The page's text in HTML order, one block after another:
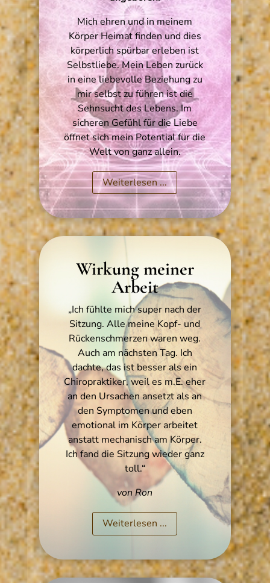
Mich ehren und in meinem
Körper Heimat finden und dies
körperlich spürbar erleben ist
Selbstliebe. Mein Leben zurück
in eine liebevolle Beziehung zu
mir selbst zu führen ist die
Sehnsucht des Lebens. Im
sicheren Gefühl für die Liebe
öffnet sich mein Potential für die
Welt von ganz allein.
Weiterlesen ...
Wirkung meiner
Arbeit
„Ich fühlte mich super nach der
Sitzung. Alle meine Kopf- und
Rückenschmerzen waren weg.
Auch am nächsten Tag. Ich
dachte, das ist besser als ein
Chiropraktiker, weil es m.E. eher
an den Ursachen ansetzt als an
den Symptomen und eben
emotional im Körper arbeitet
anstatt mechanisch am Körper.
Ich fand die Sitzung wieder ganz
toll.“
von Ron
Weiterlesen ...